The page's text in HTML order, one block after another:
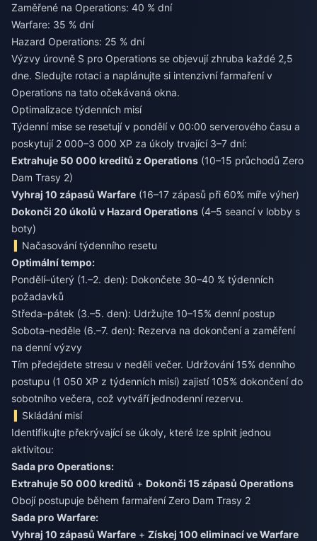
Zaměřené na Operations: 40 % dní
Warfare: 35 % dní
Hazard Operations: 25 % dní
Výzvy úrovně S pro Operations se objevují zhruba každé 2,5
dne. Sledujte rotaci a naplánujte si intenzivní farmaření v
Operations na tato očekávaná okna.
Optimalizace týdenních misí
Týdenní mise se resetují v pondělí v 00:00 serverového času a
poskytují 2 000–3 000 XP za úkoly trvající 3–7 dní:
Extrahuje 50 000 kreditů z Operations (10–15 průchodů Zero
Dam Trasy 2)
Vyhraj 10 zápasů Warfare (16–17 zápasů při 60% míře výher)
Dokonči 20 úkolů v Hazard Operations (4–5 seancí v lobby s
boty)
Načasování týdenního resetu
Optimální tempo:
Pondělí–úterý (1.–2. den): Dokončete 30–40 % týdenních
požadavků
Středa–pátek (3.–5. den): Udržujte 10–15% denní postup
Sobota–neděle (6.–7. den): Rezerva na dokončení a zaměření
na denní výzvy
Tím předejdete stresu v neděli večer. Udržování 15% denního
postupu (1 050 XP z týdenních misí) zajistí 105% dokončení do
sobotního večera, což vytváří jednodenní rezervu.
Skládání misí
Identifikujte překrývající se úkoly, které lze splnit jednou
aktivitou:
Sada pro Operations:
Extrahuje 50 000 kreditů + Dokonči 15 zápasů Operations
Obojí postupuje během farmaření Zero Dam Trasy 2
Sada pro Warfare:
Vyhraj 10 zápasů Warfare + Získej 100 eliminací ve Warfare